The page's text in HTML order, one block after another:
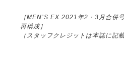
［MEN’S EX 2021年2・3月合併
再構成］
（スタッフクレジットは本誌に記